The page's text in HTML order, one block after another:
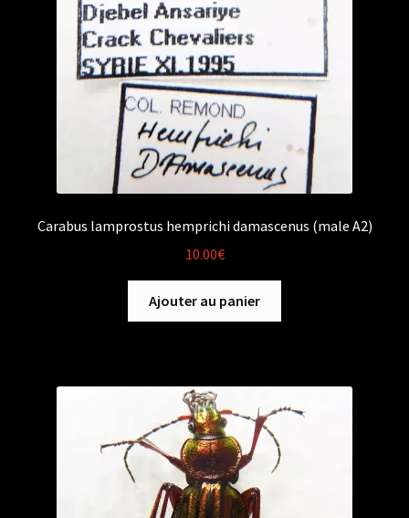
Carabus lamprostus hemprichi damascenus (male A2)
10.00€
Ajouter au panier